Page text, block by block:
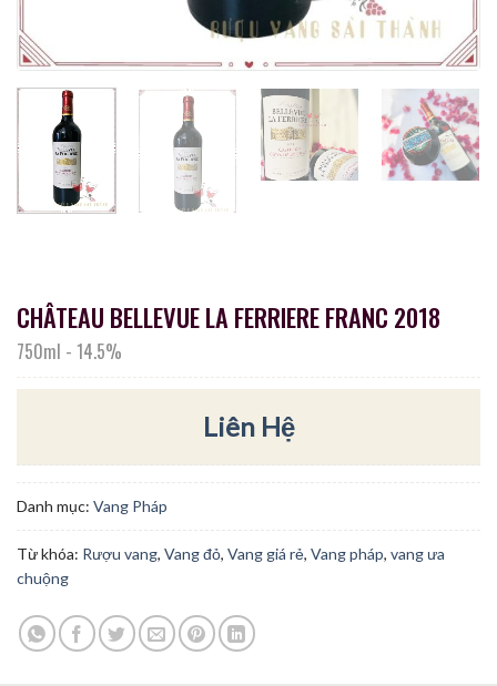
CHÂTEAU BELLEVUE LA FERRIERE FRANC 2018
750ml - 14.5%
Liên Hệ
Danh mục: Vang Pháp
Từ khóa: Rượu vang, Vang đỏ, Vang giá rẻ, Vang pháp, vang ưa
chuộng